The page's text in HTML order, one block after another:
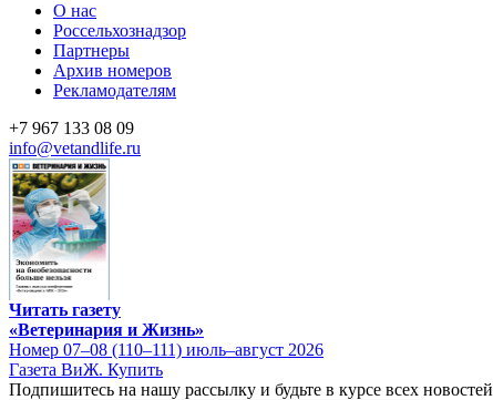
О нас
Россельхознадзор
Партнеры
Архив номеров
Рекламодателям
+7 967 133 08 09
info@vetandlife.ru
Читать газету
«Ветеринария и Жизнь»
Номер 07–08 (110–111) июль–август 2026
Газета ВиЖ. Купить
Подпишитесь на нашу рассылку и будьте в курсе всех новостей